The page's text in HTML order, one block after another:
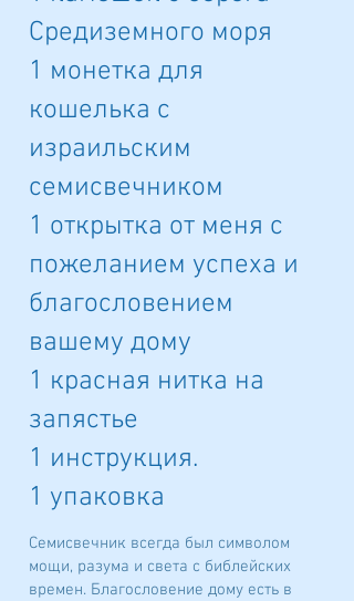
Средиземного моря
1 монетка для
кошелька c
израильским
семисвечником
1 открытка от меня с
пожеланием успеха и
благословением
вашему дому
1 красная нитка на
запястье
1 инструкция.
1 упаковка
Семисвечник всегда был символом
мощи, разума и света с библейских
времен. Благословение дому есть в